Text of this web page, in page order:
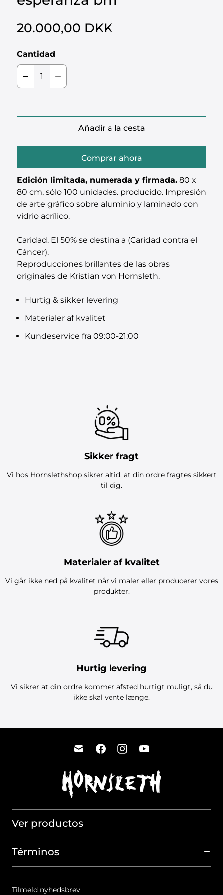
20.000,00 DKK
Cantidad
Añadir a la cesta
Comprar ahora
Edición limitada, numerada y firmada. 80 x
80 cm, sólo 100 unidades. producido. Impresión
de arte gráfico sobre aluminio y laminado con
vidrio acrílico.
Caridad. El 50% se destina a (Caridad contra el
Cáncer).
Reproducciones brillantes de las obras
originales de Kristian von Hornsleth.
Hurtig & sikker levering
Materialer af kvalitet
Kundeservice fra 09:00-21:00
Sikker fragt
Vi hos Hornslethshop sikrer altid, at din ordre fragtes sikkert
til dig.
Materialer af kvalitet
Vi går ikke ned på kvalitet når vi maler eller producerer vores
produkter.
Hurtig levering
Vi sikrer at din ordre kommer afsted hurtigt muligt, så du
ikke skal vente længe.
Ver productos
Términos
Tilmeld nyhedsbrev